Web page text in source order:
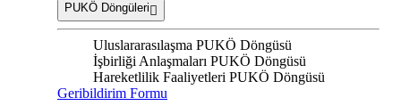
PUKÖ Döngüleri
Uluslararasılaşma PUKÖ Döngüsü
İşbirliği Anlaşmaları PUKÖ Döngüsü
Hareketlilik Faaliyetleri PUKÖ Döngüsü
Geribildirim Formu